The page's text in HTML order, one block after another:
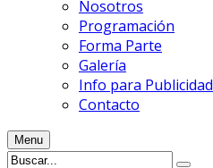
Nosotros
Programación
Forma Parte
Galería
Info para Publicidad
Contacto
Menu